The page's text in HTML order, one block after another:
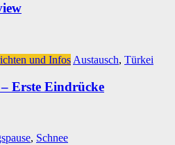
und Infos Austausch, Türkei
Erste Eindrücke
, Schnee